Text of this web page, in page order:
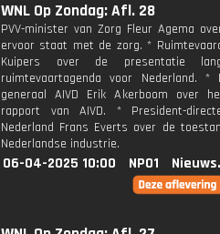
WNL Op Zondag: Afl. 28
PVV-minister van Zorg Fleur Agema
ervoor staat met de zorg. *
Kuipers over de presentatie
ruimtevaartagenda voor Nederland. *
generaal AIVD Erik Akerboom over
rapport van AIVD. * President-
Nederland Frans Everts over de
Nederlandse industrie.
06-04-2025 10:00 NPO1